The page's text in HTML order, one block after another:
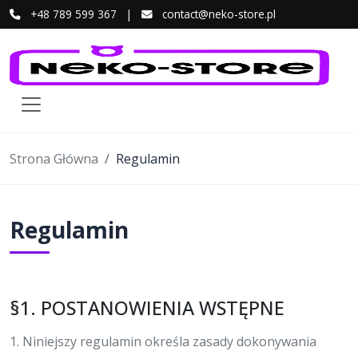
+48 789 599 367 | contact@neko-store.pl
Strona Główna Regulamin
Regulamin
§1. POSTANOWIENIA WSTĘPNE
1. Niniejszy regulamin określa zasady dokonywania